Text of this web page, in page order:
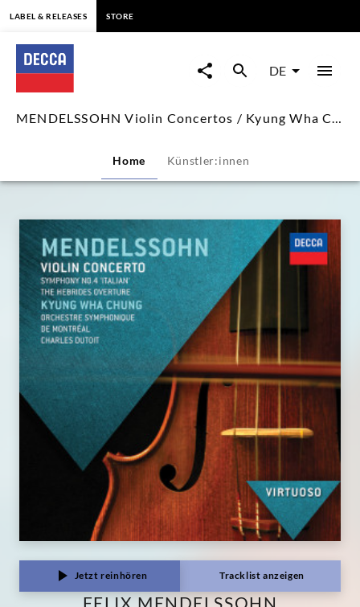
MENDELSSOHN
Violin
Concertos
Kyung
Wha
Chung
Decca
Classics
LABEL & RELEASES STORE
DE
MENDELSSOHN Violin Concertos / Kyung Wha Chung
Home Künstler:innen
Jetzt reinhören Tracklist anzeigen
FELIX MENDELSSOHN